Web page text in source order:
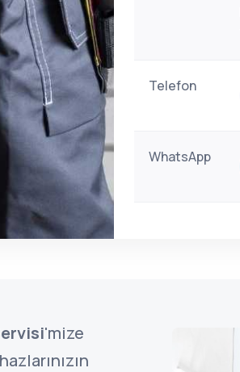
Telefon
WhatsApp
'mize